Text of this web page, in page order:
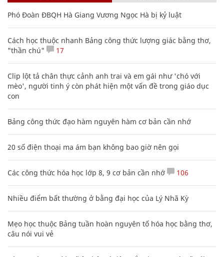
Phó Đoàn ĐBQH Hà Giang Vương Ngọc Hà bị kỷ luật
Cách học thuộc nhanh Bảng công thức lượng giác bằng thơ,
"thần chú"
17
Clip lột tả chân thực cảnh anh trai và em gái như 'chó với
mèo', người tinh ý còn phát hiện một vấn đề trong giáo dục
con
Bảng công thức đạo hàm nguyên hàm cơ bản cần nhớ
20 số điện thoại ma ám bạn không bao giờ nên gọi
Các công thức hóa học lớp 8, 9 cơ bản cần nhớ 106
Nhiều điểm bất thường ở bằng đại học của Lý Nhã Kỳ
Mẹo học thuộc Bảng tuần hoàn nguyên tố hóa học bằng thơ,
câu nói vui vẻ